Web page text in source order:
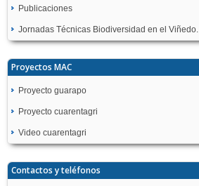
Publicaciones
Jornadas Técnicas Biodiversidad en el Viñedo.
Proyectos MAC
Proyecto guarapo
Proyecto cuarentagri
Video cuarentagri
Contactos y teléfonos